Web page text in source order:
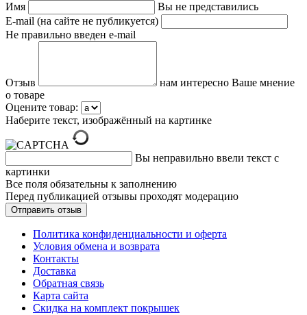
Имя
Вы не представились
E-mail (на сайте не публикуется)
Не правильно введен e-mail
Отзыв
нам интересно Ваше мнение
о товаре
Оцените товар:
Наберите текст, изображённый на картинке
Вы неправильно ввели текст с
картинки
Все поля обязательны к заполнению
Перед публикацией отзывы проходят модерацию
Политика конфиденциальности и оферта
Условия обмена и возврата
Контакты
Доставка
Обратная связь
Карта сайта
Скидка на комплект покрышек